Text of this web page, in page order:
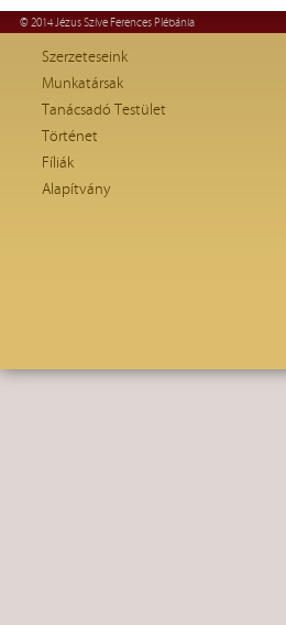
© 2014 Jézus Szíve Ferences Plébánia
Szerzeteseink
Munkatársak
Tanácsadó Testület
Történet
Fíliák
Alapítvány